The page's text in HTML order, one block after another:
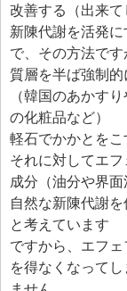
改善する（出来
新陳代謝を活発
で、その方法で
質層を半ば強制
（韓国のあかす
の化粧品など）
軽石でかかとを
それに対してエ
成分（油分や界
自然な新陳代謝
と考えています
ですから、エフ
を得なくなって